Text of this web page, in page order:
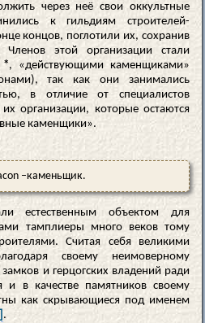
через неё свои оккультные
к гильдиям строителей-
концов, поглотили их, сохранив
этой организации стали
*, «действующими каменщиками»
так как они занимались
в отличие от специалистов
организации, которые остаются
каменщики».
–каменьщик.
естественным объектом для
тамплиеры много веков тому
Считая себя великими
своему неимоверному
и герцогских владений ради
и в качестве памятников своему
как скрывающиеся под именем
.